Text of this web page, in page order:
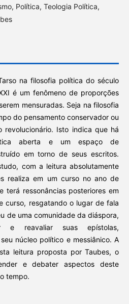
Política, Teologia Política,
na filosofia política do século
é um fenômeno de proporções
mensuradas. Seja na filosofia
do pensamento conservador ou
revolucionário. Isto indica que há
aberta e um espaço de
em torno de seus escritos.
com a leitura absolutamente
realiza em um curso no ano de
terá ressonâncias posteriores em
curso, resgatando o lugar de fala
de uma comunidade da diáspora,
e reavaliar suas epístolas,
núcleo político e messiânico. A
leitura proposta por Taubes, o
e debater aspectos deste
tempo.